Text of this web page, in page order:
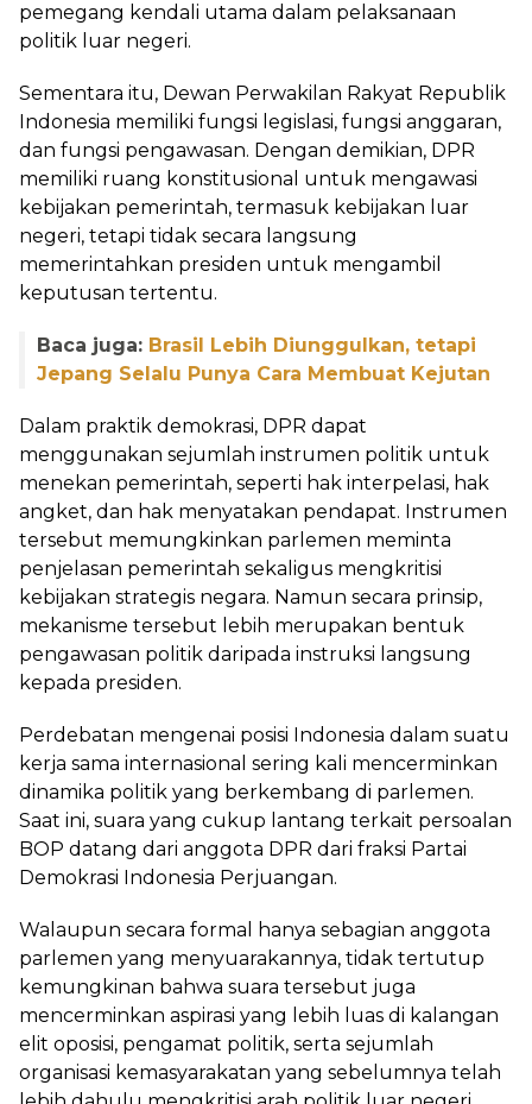
pemegang kendali utama dalam pelaksanaan
politik luar negeri.
Sementara itu, Dewan Perwakilan Rakyat Republik
Indonesia memiliki fungsi legislasi, fungsi anggaran,
dan fungsi pengawasan. Dengan demikian, DPR
memiliki ruang konstitusional untuk mengawasi
kebijakan pemerintah, termasuk kebijakan luar
negeri, tetapi tidak secara langsung
memerintahkan presiden untuk mengambil
keputusan tertentu.
Baca juga: Brasil Lebih Diunggulkan, tetapi
Jepang Selalu Punya Cara Membuat Kejutan
Dalam praktik demokrasi, DPR dapat
menggunakan sejumlah instrumen politik untuk
menekan pemerintah, seperti hak interpelasi, hak
angket, dan hak menyatakan pendapat. Instrumen
tersebut memungkinkan parlemen meminta
penjelasan pemerintah sekaligus mengkritisi
kebijakan strategis negara. Namun secara prinsip,
mekanisme tersebut lebih merupakan bentuk
pengawasan politik daripada instruksi langsung
kepada presiden.
Perdebatan mengenai posisi Indonesia dalam suatu
kerja sama internasional sering kali mencerminkan
dinamika politik yang berkembang di parlemen.
Saat ini, suara yang cukup lantang terkait persoalan
BOP datang dari anggota DPR dari fraksi Partai
Demokrasi Indonesia Perjuangan.
Walaupun secara formal hanya sebagian anggota
parlemen yang menyuarakannya, tidak tertutup
kemungkinan bahwa suara tersebut juga
mencerminkan aspirasi yang lebih luas di kalangan
elit oposisi, pengamat politik, serta sejumlah
organisasi kemasyarakatan yang sebelumnya telah